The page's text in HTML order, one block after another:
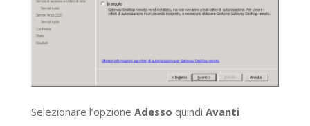
Selezionare l’opzione Adesso quindi Avanti